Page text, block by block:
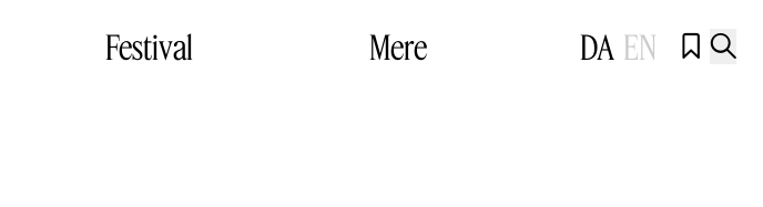
Festival Mere DA EN  